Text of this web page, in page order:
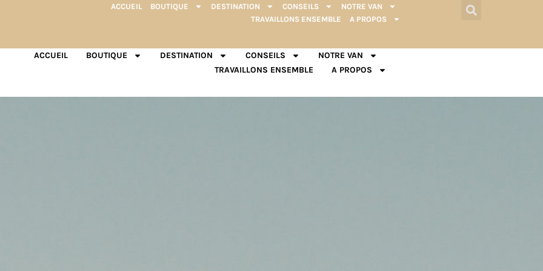
ACCUEIL BOUTIQUE DESTINATION CONSEILS
NOTRE VAN
TRAVAILLONS ENSEMBLE
A PROPOS
ACCUEIL BOUTIQUE DESTINATION CONSEILS
NOTRE VAN
TRAVAILLONS ENSEMBLE
A PROPOS